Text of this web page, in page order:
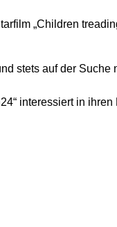
„Children
stets auf der Suche
interessiert in ihren